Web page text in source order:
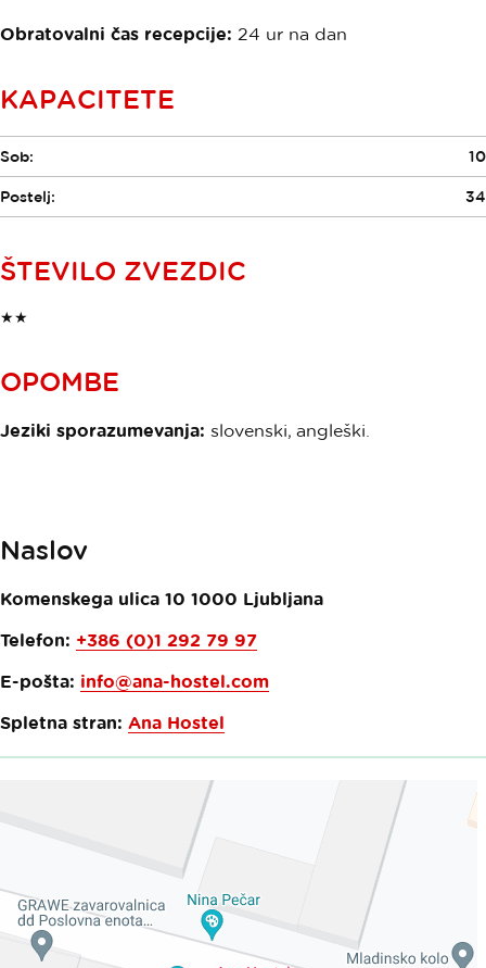
Obratovalni čas recepcije: 24 ur na dan
KAPACITETE
Sob: 10
Postelj: 34
ŠTEVILO ZVEZDIC
★★
OPOMBE
Jeziki sporazumevanja: slovenski, angleški.
Naslov
Komenskega ulica 10 1000 Ljubljana
Telefon: +386 (0)1 292 79 97
E-pošta: info@ana-hostel.com
Spletna stran: Ana Hostel